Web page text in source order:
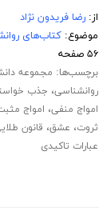
از:رضا فریدون نژاد
موضوع:کتاب‌های
۵۶ صفحه
برچسب‌ها: مجموعه
روانشناسی، جذب
امواج منفی، امواج
ثروت، عشق، قانون
عبارات تاکیدی